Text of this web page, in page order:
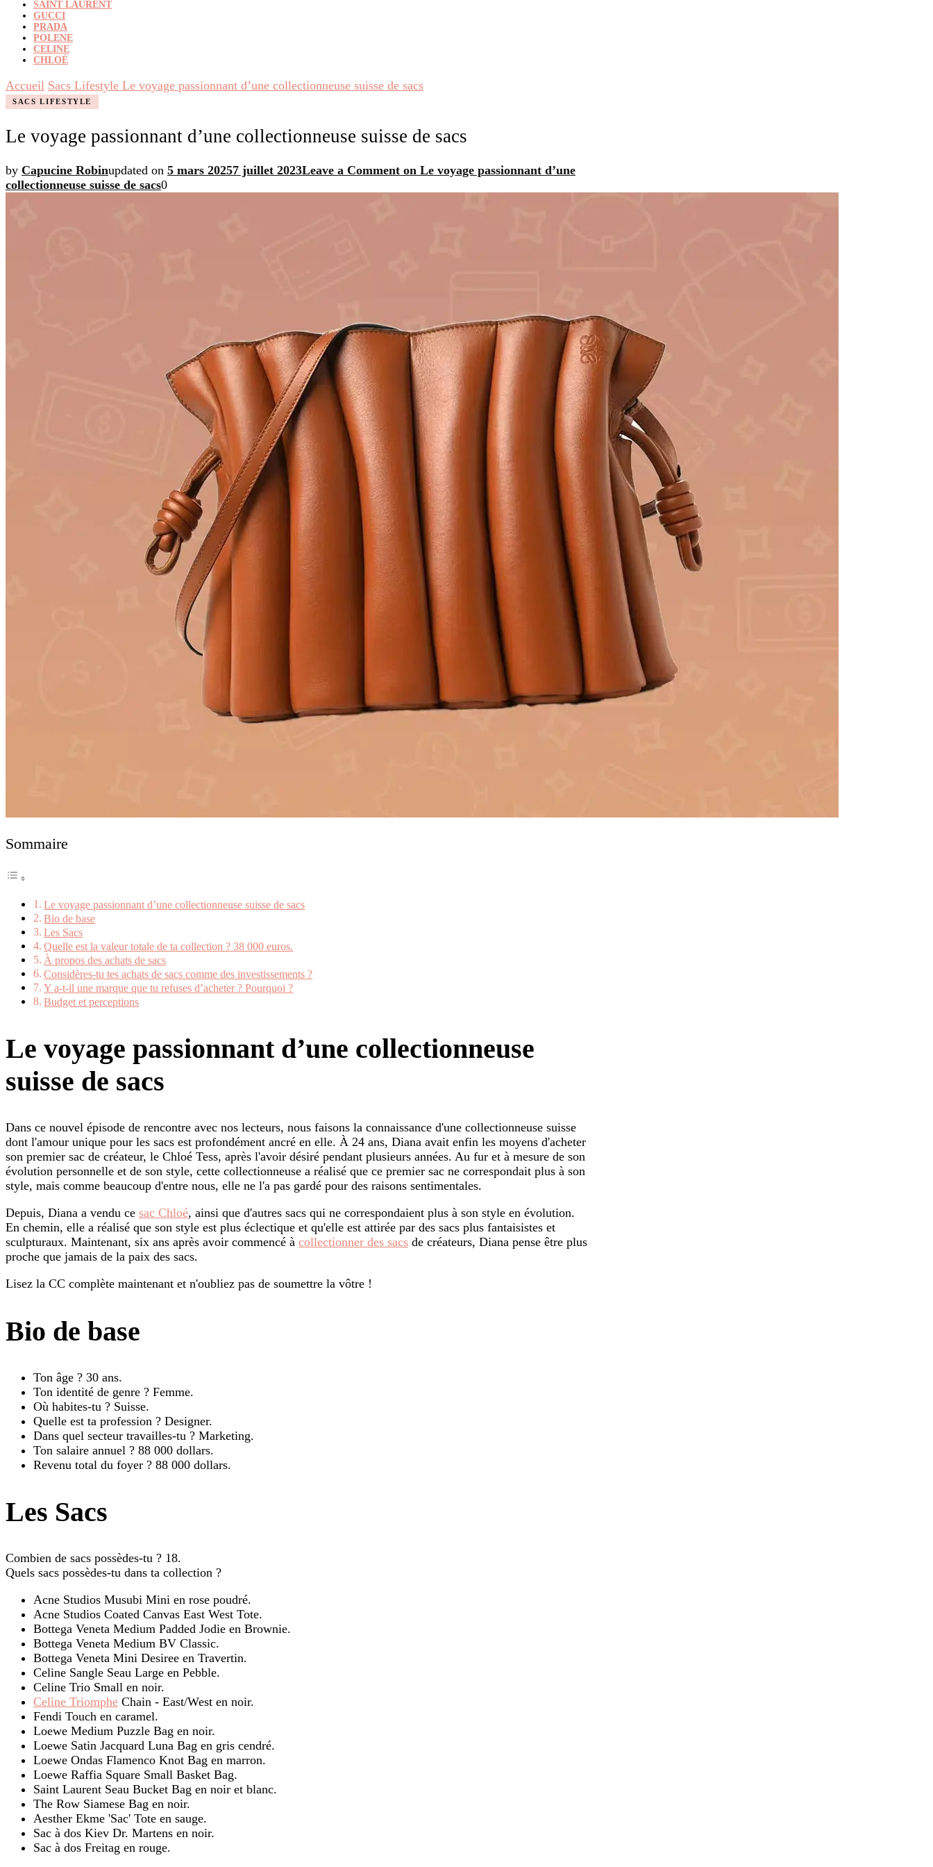
SAINT LAURENT
GUCCI
PRADA
POLENE
CELINE
CHLOÉ
Accueil Sacs Lifestyle Le voyage passionnant d’une collectionneuse suisse de sacs
SACS LIFESTYLE
Le voyage passionnant d’une collectionneuse suisse de sacs
by Capucine Robinupdated on 5 mars 20257 juillet 2023Leave a Comment on Le voyage passionnant d’une
collectionneuse suisse de sacs0
Sommaire
Le voyage passionnant d’une collectionneuse suisse de sacs
Bio de base
Les Sacs
Quelle est la valeur totale de ta collection ? 38 000 euros.
À propos des achats de sacs
Considères-tu tes achats de sacs comme des investissements ?
Y a-t-il une marque que tu refuses d’acheter ? Pourquoi ?
Budget et perceptions
Le voyage passionnant d’une collectionneuse
suisse de sacs
Dans ce nouvel épisode de rencontre avec nos lecteurs, nous faisons la connaissance d'une collectionneuse suisse
dont l'amour unique pour les sacs est profondément ancré en elle. À 24 ans, Diana avait enfin les moyens d'acheter
son premier sac de créateur, le Chloé Tess, après l'avoir désiré pendant plusieurs années. Au fur et à mesure de son
évolution personnelle et de son style, cette collectionneuse a réalisé que ce premier sac ne correspondait plus à son
style, mais comme beaucoup d'entre nous, elle ne l'a pas gardé pour des raisons sentimentales.
Depuis, Diana a vendu ce sac Chloé, ainsi que d'autres sacs qui ne correspondaient plus à son style en évolution.
En chemin, elle a réalisé que son style est plus éclectique et qu'elle est attirée par des sacs plus fantaisistes et
sculpturaux. Maintenant, six ans après avoir commencé à collectionner des sacs de créateurs, Diana pense être plus
proche que jamais de la paix des sacs.
Lisez la CC complète maintenant et n'oubliez pas de soumettre la vôtre !
Bio de base
Ton âge ? 30 ans.
Ton identité de genre ? Femme.
Où habites-tu ? Suisse.
Quelle est ta profession ? Designer.
Dans quel secteur travailles-tu ? Marketing.
Ton salaire annuel ? 88 000 dollars.
Revenu total du foyer ? 88 000 dollars.
Les Sacs
Combien de sacs possèdes-tu ? 18.
Quels sacs possèdes-tu dans ta collection ?
Acne Studios Musubi Mini en rose poudré.
Acne Studios Coated Canvas East West Tote.
Bottega Veneta Medium Padded Jodie en Brownie.
Bottega Veneta Medium BV Classic.
Bottega Veneta Mini Desiree en Travertin.
Celine Sangle Seau Large en Pebble.
Celine Trio Small en noir.
Celine Triomphe Chain - East/West en noir.
Fendi Touch en caramel.
Loewe Medium Puzzle Bag en noir.
Loewe Satin Jacquard Luna Bag en gris cendré.
Loewe Ondas Flamenco Knot Bag en marron.
Loewe Raffia Square Small Basket Bag.
Saint Laurent Seau Bucket Bag en noir et blanc.
The Row Siamese Bag en noir.
Aesther Ekme 'Sac' Tote en sauge.
Sac à dos Kiev Dr. Martens en noir.
Sac à dos Freitag en rouge.